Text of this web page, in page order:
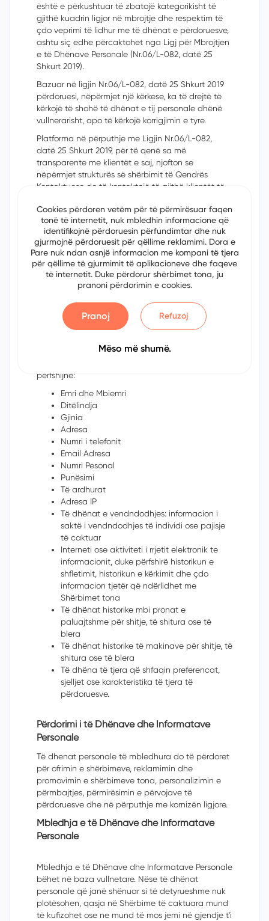
është e përkushtuar të zbatojë kategorikisht të
gjithë kuadrin ligjor në mbrojtje dhe respektim të
çdo veprimi të lidhur me të dhënat e përdoruesve,
ashtu siç edhe përcaktohet nga Ligj për Mbrojtjen
e të Dhënave Personale (Nr.06/L-082, datë 25
Shkurt 2019).
Bazuar në ligjin Nr.06/L-082, datë 25 Shkurt 2019
përdoruesi, nëpërmjet një kërkese, ka të drejtë të
kërkojë të shohë të dhënat e tij personale dhënë
vullnerarisht, apo të kërkojë korrigjimin e tyre.
Platforma në përputhje me Ligjin Nr.06/L-082,
datë 25 Shkurt 2019, për të qenë sa më
transparente me klientët e saj, njofton se
nëpërmjet strukturës së shërbimit të Qendrës
Kontaktuese do të kontaktojë të gjithë klientët të
përgjigje të ankesave/sugjerimeve. Kjo telefonatë
e cila del nga struktura e shërbimit të Qendrës
Kontaktuese do të regjistrohet/inçizohet.
Politika e mëposhtme e privatësisë ofron një
përmbledhje rreth të dhënave dhe informatave
tuaja personale të mbledhura dhe se si ato
përdoren nga ne. T ëdhënat dhe informatat
personale tëmbledhura ndryshojnë në varësi të
natyrës së shërbimit të kërkuar.
Lloji i të Dhënave dhe Informatave
përfshijnë:
Emri dhe Mbiemri
Ditëlindja
Gjinia
Adresa
Numri i telefonit
Email Adresa
Numri Pesonal
Punësimi
Të ardhurat
Adresa IP
Të dhënat e vendndodhjes: informacion i
saktë i vendndodhjes të individi ose pajisje
të caktuar
Interneti ose aktiviteti i rrjetit elektronik te
informacionit, duke përfshirë historikun e
shfletimit, historikun e kërkimit dhe çdo
informacion tjetër që ndërlidhet me
Shërbimet tona
Të dhënat historike mbi pronat e
paluajtshme për shitje, të shitura ose të
blera
Të dhënat historike të makinave për shitje, të
shitura ose të blera
Të dhëna të tjera që shfaqin preferencat,
sjelljet ose karakteristika të tjera të
përdoruesve.
Përdorimi i të Dhënave dhe Informatave
Personale
Të dhenat personale të mbledhura do të përdoret
për ofrimin e shërbimeve, reklamimin dhe
promovimin e shërbimeve tona, personalizimin e
përmbajtjes, përmirësimin e përvojave të
përdoruesve dhe në përputhje me kornizën ligjore.
Mbledhja e të Dhënave dhe Informatave
Personale
Mbledhja e të Dhënave dhe Informatave Personale
bëhet në baza vullnetare. Nëse të dhënat
personale që janë shënuar si të detyrueshme nuk
plotësohen, qasja në Shërbime të caktuara mund
të kufizohet ose ne mund të mos jemi në gjendje t'i
Cookies përdoren vetëm për të përmirësuar faqen
tonë të internetit, nuk mbledhin informacione që
identifikojnë përdoruesin përfundimtar dhe nuk
gjurmojnë përdoruesit për qëllime reklamimi. Dora e
Pare nuk ndan asnjë informacion me kompani të tjera
për qëllime të gjurmimit të aplikacioneve dhe faqeve
të internetit. Duke përdorur shërbimet tona, ju
pranoni përdorimin e cookies.
Pranoj Refuzoj
Mëso më shumë.